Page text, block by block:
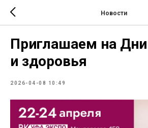
Новости
Приглашаем на
и здоровья
2026-04-08 10:49